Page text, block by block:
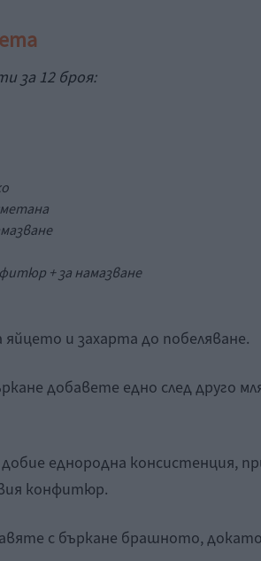
за 12 броя:
+ за намазване
яйцето и захарта до побеляване.
добавете едно след друго
еднородна консистенция,
конфитюр.
с бъркане брашното,